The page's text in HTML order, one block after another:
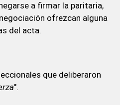
a firmar la paritaria,
ofrezcan alguna
del acta.
que deliberaron
".